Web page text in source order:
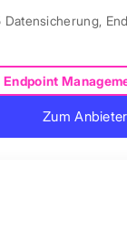
Datensicherung,
Endpoint
Zum Anbieter